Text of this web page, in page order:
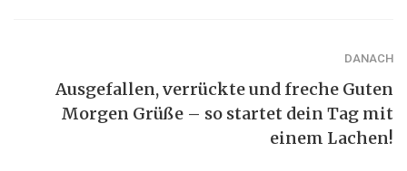
DANACH
Ausgefallen, verrückte und freche Guten
Morgen Grüße – so startet dein Tag mit
einem Lachen!